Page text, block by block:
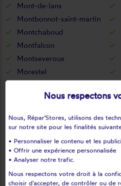
Mont-de-lans
Montbonnot-saint-martin
Montchaboud
Montfalcon
Montseveroux
Morestel
Murianette
Nivolas-vermelle
Notre-dame-de-l'osier
Notre-dame-de-vaux
Optevoz
Ornacieux
Nous respectons
Nous, Répar'Stores, utilisons des
sur notre site pour les finalités
• Personnaliser le contenu et les
• Offrir une expérience personnalisée
• Analyser notre trafic.
Nous respectons votre droit à la
choisir d'accepter, de contrôler ou de